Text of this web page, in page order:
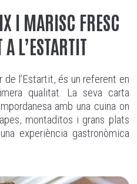
I MARISC FRESC
L’ESTARTIT
de l’Estartit, és un referent en
qualitat. La seva carta
amb una cuina on
montaditos i grans plats
experiència gastronòmica